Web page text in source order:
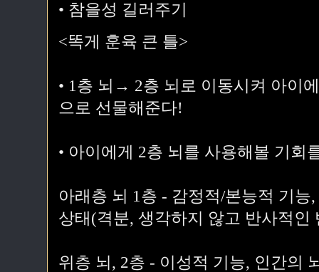
• 참을성 길러주기
<똑게 훈육 큰 틀>
• 1층 뇌→ 2층 뇌로 이동시켜 아이
으로 선물해준다!
• 아이에게 2층 뇌를 사용해볼 기회
아래층 뇌 1층 - 감정적/본능적 기
상태(격분, 생각하지 않고 반사적인
위층 뇌, 2층 - 이성적 기능, 인간의